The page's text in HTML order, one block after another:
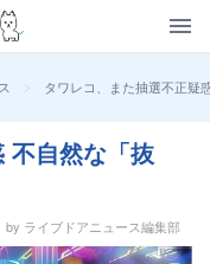
> タワレコ、また抽選不正
不自然な「抜
by ライブドアニュース編集部